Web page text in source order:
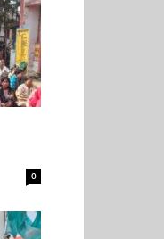
0